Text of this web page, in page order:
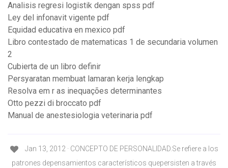
Analisis regresi logistik dengan spss pdf
Ley del infonavit vigente pdf
Equidad educativa en mexico pdf
Libro contestado de matematicas 1 de secundaria volumen
2
Cubierta de un libro definir
Persyaratan membuat lamaran kerja lengkap
Resolva em r as inequações determinantes
Otto pezzi di broccato pdf
Manual de anestesiologia veterinaria pdf
Jan 13, 2012 · CONCEPTO DE PERSONALIDAD.Se refiere a los
patrones depensamientos característicos quepersisten a través